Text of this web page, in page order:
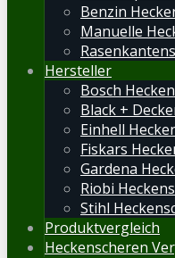
Benzin
Manuelle
Hersteller
Bosch
Black +
Einhell
Fiskars
Gardena
Riobi
Stihl
Produktvergleich
Heckenscheren